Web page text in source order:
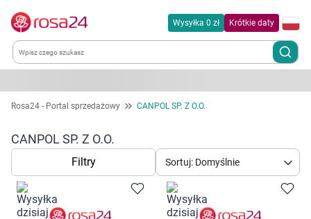
Wysyłka 0 zł Krótkie daty
Kategorie
Chemia gospodarcza
Dla zwierząt
Dom i ogród
Rosa24 - Portal sprzedażowy CANPOL SP. Z O.O.
CANPOL SP. Z O.O.
Filtry Sortuj: Domyślnie